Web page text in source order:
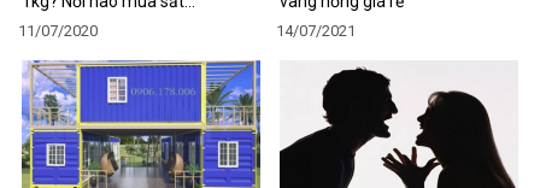
11/07/2020 14/07/2021